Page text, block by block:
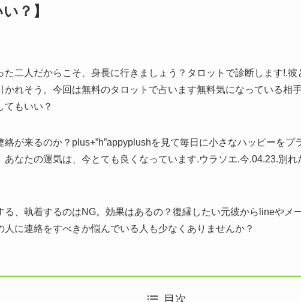
？】
た二人だからこそ、身長に行きましょう？タロットで診断します!.
かれそう。今回は無料のタロットで占います無料気になっている相
てもいい？
絡が来るのか？plus+”h”appyplushを見て毎日に小さなハッピーをプ
あなたの運気は、今とても良くなっています.ウラソエ.今.04.23.別
る、執着するのはNG。効果はあるの？復縁したい元彼からlineやメ
人に連絡をすべきか悩んでいる人も少なくありませんか？
目次